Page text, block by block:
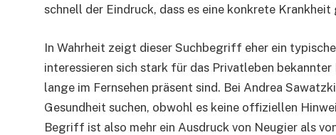
schnell der Eindruck, dass es eine konkrete Krankheit
In Wahrheit zeigt dieser Suchbegriff eher ein
interessieren sich stark für das Privatleben
lange im Fernsehen präsent sind. Bei Andrea
Gesundheit suchen, obwohl es keine offiziellen
Begriff ist also mehr ein Ausdruck von Neugier als